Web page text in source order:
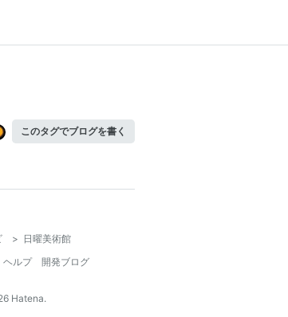
このタグでブログを書く
> 日曜美術館
ヘルプ
開発ブログ
Hatena.